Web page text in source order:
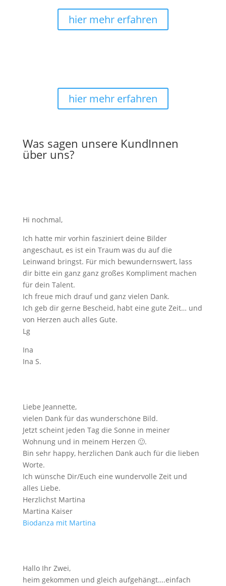
hier mehr erfahren
hier mehr erfahren
Was sagen unsere KundInnen
über uns?
Hi nochmal,
Ich hatte mir vorhin fasziniert deine Bilder
angeschaut, es ist ein Traum was du auf die
Leinwand bringst. Für mich bewundernswert, lass
dir bitte ein ganz ganz großes Kompliment machen
für dein Talent.
Ich freue mich drauf und ganz vielen Dank.
Ich geb dir gerne Bescheid, habt eine gute Zeit… und
von Herzen auch alles Gute.
Lg
Ina
Ina S.
Liebe Jeannette,
vielen Dank für das wunderschöne Bild.
Jetzt scheint jeden Tag die Sonne in meiner
Wohnung und in meinem Herzen 🙂.
Bin sehr happy, herzlichen Dank auch für die lieben
Worte.
Ich wünsche Dir/Euch eine wundervolle Zeit und
alles Liebe.
Herzlichst Martina
Martina Kaiser
Biodanza mit Martina
Hallo Ihr Zwei,
heim gekommen und gleich aufgehängt….einfach